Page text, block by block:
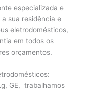
especializada e
sua residência e
eletrodomésticos,
em todos os
orçamentos.
GE, trabalhamos